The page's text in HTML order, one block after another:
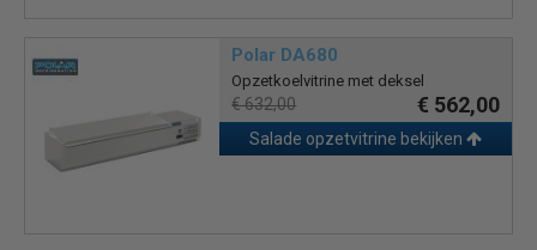
Polar DA680
Opzetkoelvitrine met deksel
€ 632,00 € 562,00
Salade opzetvitrine bekijken